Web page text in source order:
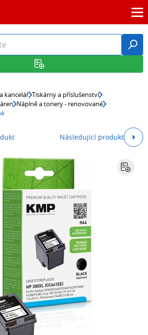
kancelář Tiskárny a příslušenství
Náplně a tonery - renovované
Následující produkt